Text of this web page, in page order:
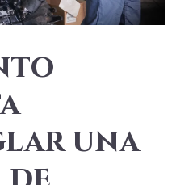
una